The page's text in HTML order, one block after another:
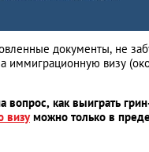
документы, не
иммиграционную визу
вопрос, как выиграть
визуможно только в